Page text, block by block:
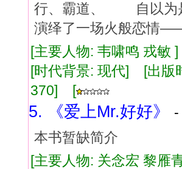
行、霸道、 自以为
演绎了一场火般恋情
[主要人物: 韦啸鸣 戎
[时代背景: 现代] [出
370] [
5. 《爱上Mr.好好》
本书暂缺简介
[主要人物: 关念宏 黎